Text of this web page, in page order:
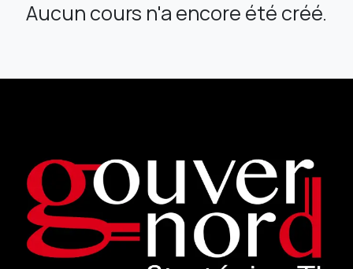
Aucun cours n'a encore été créé.